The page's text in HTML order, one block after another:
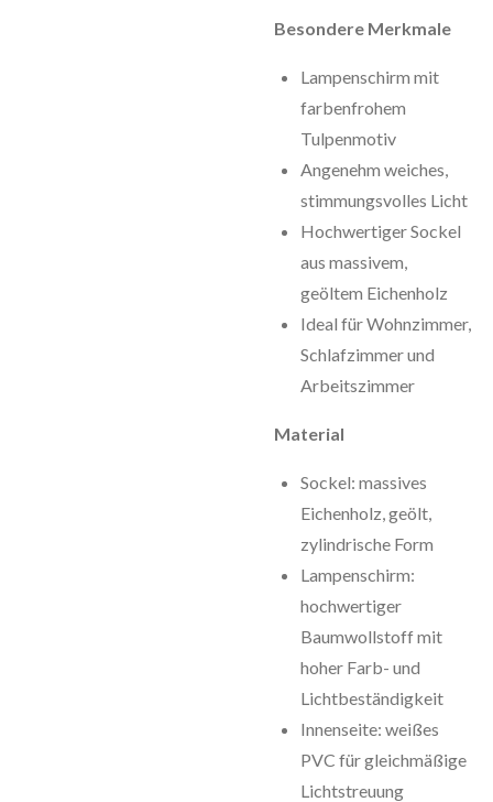
Besondere Merkmale
Lampenschirm mit
farbenfrohem
Tulpenmotiv
Angenehm weiches,
stimmungsvolles Licht
Hochwertiger Sockel
aus massivem,
geöltem Eichenholz
Ideal für Wohnzimmer,
Schlafzimmer und
Arbeitszimmer
Material
Sockel: massives
Eichenholz, geölt,
zylindrische Form
Lampenschirm:
hochwertiger
Baumwollstoff mit
hoher Farb- und
Lichtbeständigkeit
Innenseite: weißes
PVC für gleichmäßige
Lichtstreuung